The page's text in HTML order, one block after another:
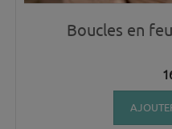
Boucles en